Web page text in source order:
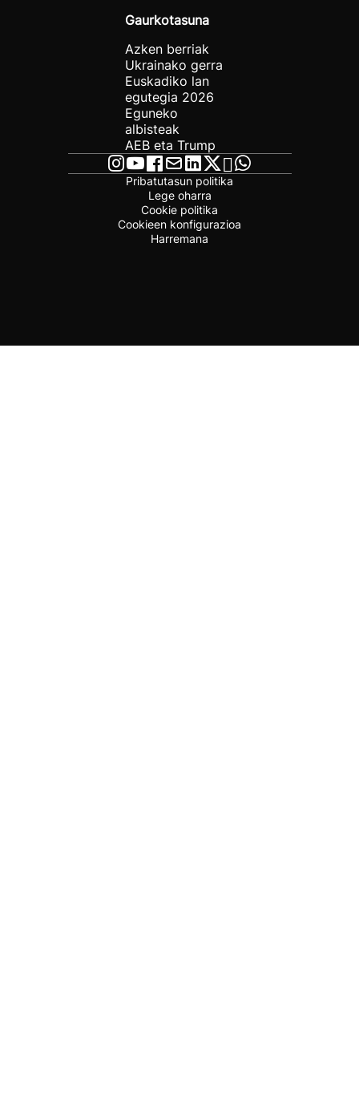
Gaurkotasuna
Azken berriak
Ukrainako gerra
Euskadiko lan
egutegia 2026
Eguneko
albisteak
AEB eta Trump
Pribatutasun politika
Lege oharra
Cookie politika
Cookieen konfigurazioa
Harremana